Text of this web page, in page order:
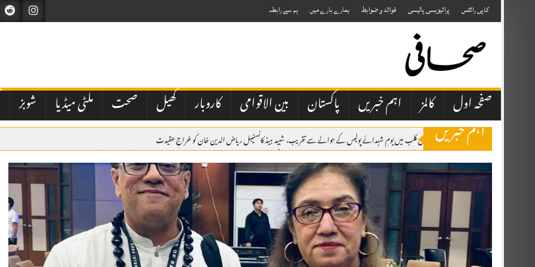
to
content
کاپی رائٹس پرائیویسی پالیسی قوائد و ضوابط ہمارے بارے میں ہم سے رابطہ
صفحہ اول کالمز اہم خبریں پاکستان بین الاقوامی کاروبار کھیل صحت ملٹی میڈیا شوبز
اہم خبریںپشاور پریس کلب میں یومِ شہدائے پولیس کے حوالے سے تقریب، شہید ہیڈ کانسٹیبل ریاض الدین خان کو خراجِ عقیدت
مکہ مشترکہ دفاعی معاہدہ: پاکستان، سعودی عرب اور ترکی کا تاریخی دفاعی اتحاد قائم گھبرا کر بھارت نے اسرائیل سے بھی دفاعی تعاون بڑھانے کی درخواست کی ہے
پاکستان، سعودی عرب اور ترکی کے درمیان تاریخی مشترکہ دفاعی معاہدہ مکہ مکرمہ میں ولی عہد و وزیراعظم شہزادہ محمد بن سلمان کی میزبانی میں ہونے والے سربراہی اجلاس میں وزیراعظم
صحافتی تنظیمیں خود فیک نیوز اور پروپیگنڈا کرنے والوں کا احتساب کریں، عظمیٰ بخاری